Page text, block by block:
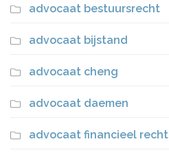
advocaat bestuursrecht
advocaat bijstand
advocaat cheng
advocaat daemen
advocaat financieel recht